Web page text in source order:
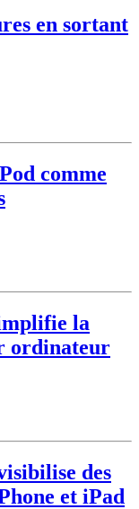
en sortant
comme
la
ordinateur
des
et iPad